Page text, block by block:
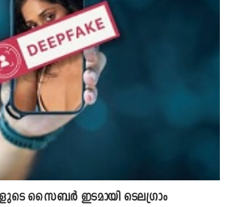
സൈബർ ഇടമായി ടെലഗ്രാം